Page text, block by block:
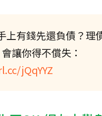
上有錢先還負債？理
讓你得不償失：
jQqYYZ